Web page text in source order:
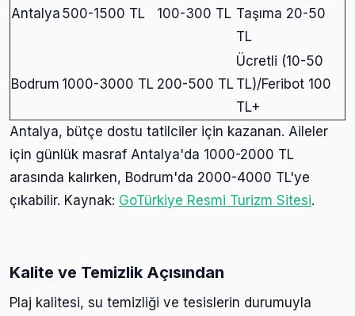
Antalya 500-1500 TL 100-300 TL Taşıma 20-50
TL
Bodrum 1000-3000 TL 200-500 TL
Ücretli (10-50
TL)/Feribot 100
TL+
Antalya, bütçe dostu tatilciler için kazanan. Aileler
için günlük masraf Antalya'da 1000-2000 TL
arasında kalırken, Bodrum'da 2000-4000 TL'ye
çıkabilir. Kaynak: GoTürkiye Resmi Turizm Sitesi.
Kalite ve Temizlik Açısından
Plaj kalitesi, su temizliği ve tesislerin durumuyla